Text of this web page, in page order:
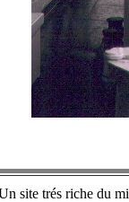
site trés riche du